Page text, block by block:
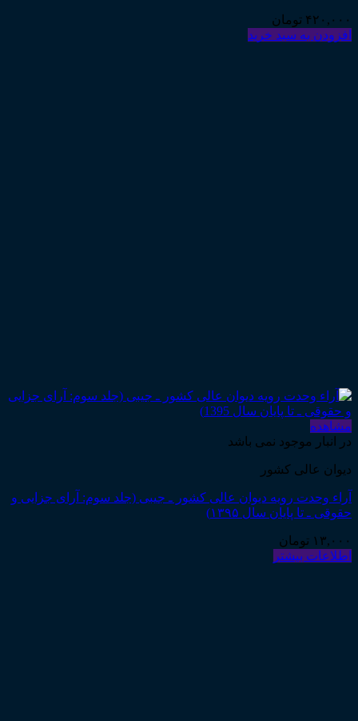
۴۲۰,۰۰۰ تومان
افزودن به سبد خرید
مشاهده
در انبار موجود نمی باشد
دیوان عالی کشور
آراء وحدت رویه دیوان عالی کشور ـ جیبی (جلد سوم: آرای جزایی و
حقوقی ـ تا پایان سال ۱۳۹۵)
۱۳,۰۰۰ تومان
اطلاعات بیشتر